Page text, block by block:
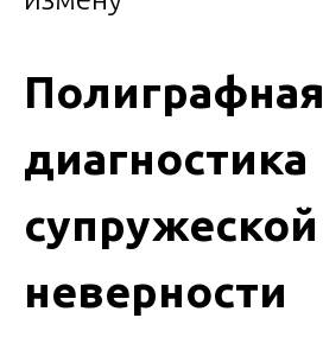
Полиграфная
диагностика
супружеской
неверности